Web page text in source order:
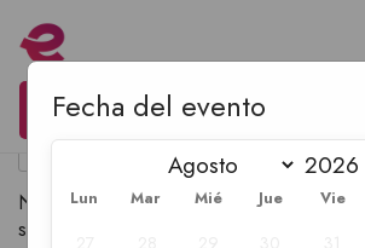
Organiza tu evento
No se han encontrado productos que
selección.
Fecha del evento
Lun Mar Mié Jue Vie